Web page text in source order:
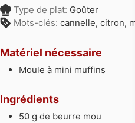
Type de plat: Goûter
Mots-clés: cannelle, citron,
Matériel nécessaire
Moule à mini muffins
Ingrédients
50 g de beurre mou